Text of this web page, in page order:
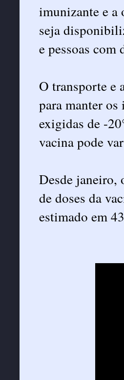
imunizante e a
seja
e pessoas com
O transporte e
para manter
exigidas de -
vacina pode
Desde
de doses da
estimado em